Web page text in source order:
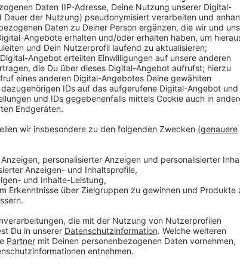
Nach dem tödlichen Unfall in Rees-Haldern sucht die
geht es um ein bestimmtes Auto, das zum
Richtung Wesel unterwegs war. Die Polizei hatte bei
hofft auf neue Erkenntnisse. Sie bittet die Fahrerin oder
sich bei der Polizei in Emmerich unter 02822 7830 zu
Anzeige
Bei dem Unfall starben zwei Mitfahrer aus
Anzeige
Bei dem Unfall gestern um kurz nach Mitternacht
20 Jahren gestorben, als ihr Auto gegen einen Baum
Der 26-jährige Fahrer aus Wesel überlebte schwer
der Baumschule von der Weseler Landstraße